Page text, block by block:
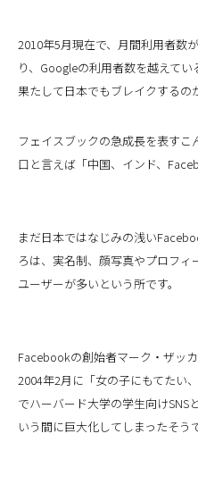
2010年5月現在で、月間利用者数
り、Googleの利用者数を越えてい
果たして日本でもブレイクするの
フェイスブックの急成長を表す
口と言えば「中国、インド、
まだ日本ではなじみの浅い
ろは、実名制、顔写真やプロフ
ユーザーが多いという所です。
Facebookの創始者マーク・ザッ
2004年2月に「女の子にもてたい
でハーバード大学の学生向けSNS
いう間に巨大化してしまったそうで